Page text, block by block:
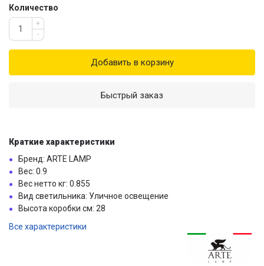
Количество
+
-
Добавить в корзину
Быстрый заказ
Краткие характеристики
Бренд: ARTE LAMP
Вес: 0.9
Вес нетто кг: 0.855
Вид светильника: Уличное освещение
Высота коробки см: 28
Все характеристики